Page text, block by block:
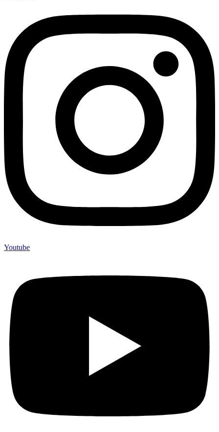
Youtube